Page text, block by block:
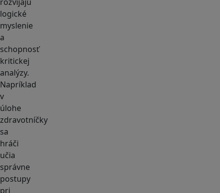
logické
myslenie
a
schopnosť
kritickej
analýzy.
Napríklad
v
úlohe
zdravotníčky
sa
hráči
učia
správne
postupy
pri